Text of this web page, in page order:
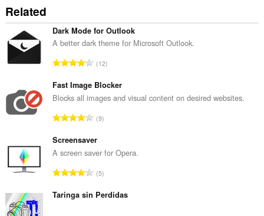
Related
Dark Mode for Outlook
A better dark theme for Microsoft Outlook.
A
v
i
i
a
y
h
e
12
Fast Image Blocker
Blocks all images and visual content on desired websites.
A
v
i
i
a
9
Screensaver
A screen saver for Opera.
A
v
5
Taringa sin Perdidas